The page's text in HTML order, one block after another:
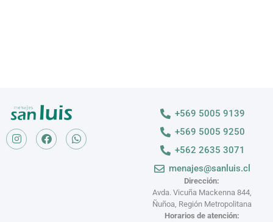
Dirección:
Avda. Vicuña Mackenna 844,
Ñuñoa, Región Metropolitana
Horarios de atención:
+569 5005 9139
+569 5005 9250
+562 2635 3071
menajes@sanluis.cl